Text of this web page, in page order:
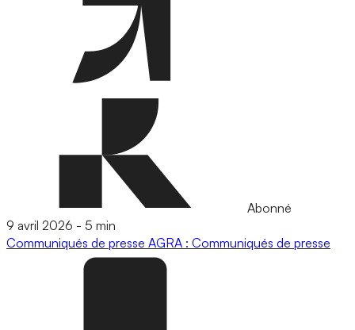
Abonné
9 avril 2026 - 5 min
Communiqués de presse AGRA : Communiqués de presse